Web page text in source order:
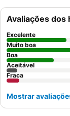
frequentemente
experiência,
para vistas da
Avaliações dos
Excelente
Muito boa
Boa
Aceitável
Fraca
Mostrar